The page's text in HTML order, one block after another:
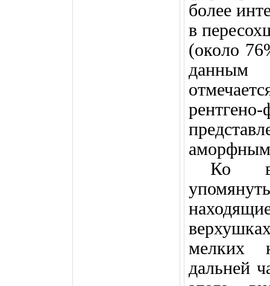
более
в
(около
данным
Ко
мелких
дальней